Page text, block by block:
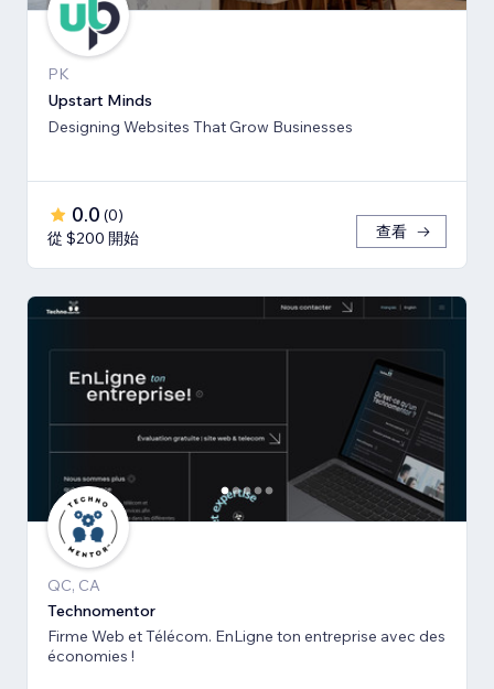
PK
Upstart Minds
Designing Websites That Grow Businesses
0.0 (0)
從 $200 開始
查看
QC, CA
Technomentor
Firme Web et Télécom. EnLigne ton entreprise avec des
économies !